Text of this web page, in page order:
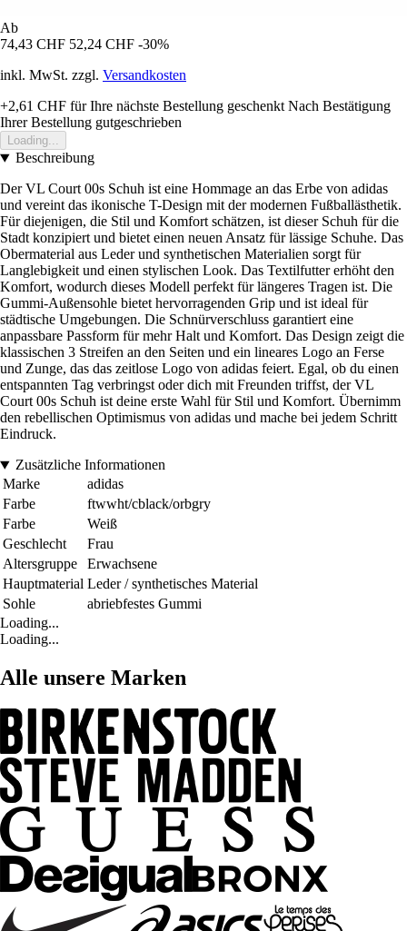
Ab
74,43 CHF 52,24 CHF -30%
inkl. MwSt. zzgl. Versandkosten
+2,61 CHF für Ihre nächste Bestellung geschenkt Nach Bestätigung
Ihrer Bestellung gutgeschrieben
Loading...
Beschreibung
Der VL Court 00s Schuh ist eine Hommage an das Erbe von adidas
und vereint das ikonische T-Design mit der modernen Fußballästhetik.
Für diejenigen, die Stil und Komfort schätzen, ist dieser Schuh für die
Stadt konzipiert und bietet einen neuen Ansatz für lässige Schuhe. Das
Obermaterial aus Leder und synthetischen Materialien sorgt für
Langlebigkeit und einen stylischen Look. Das Textilfutter erhöht den
Komfort, wodurch dieses Modell perfekt für längeres Tragen ist. Die
Gummi-Außensohle bietet hervorragenden Grip und ist ideal für
städtische Umgebungen. Die Schnürverschluss garantiert eine
anpassbare Passform für mehr Halt und Komfort. Das Design zeigt die
klassischen 3 Streifen an den Seiten und ein lineares Logo an Ferse
und Zunge, das das zeitlose Logo von adidas feiert. Egal, ob du einen
entspannten Tag verbringst oder dich mit Freunden triffst, der VL
Court 00s Schuh ist deine erste Wahl für Stil und Komfort. Übernimm
den rebellischen Optimismus von adidas und mache bei jedem Schritt
Eindruck.
Zusätzliche Informationen
Marke
adidas
Farbe
ftwwht/cblack/orbgry
Farbe
Weiß
Geschlecht
Frau
Altersgruppe
Erwachsene
Hauptmaterial Leder / synthetisches Material
Sohle
abriebfestes Gummi
Loading...
Loading...
Alle unsere Marken